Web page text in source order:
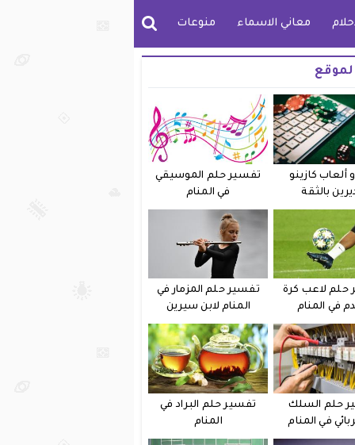
معاني الاسماء منوعات
ألعاب كازينو
بالثقة
تفسير حلم الموسيقي
في المنام
حلم لاعب كرة
في المنام
تفسير حلم المزمار في
المنام لابن سيرين
حلم السلك
في المنام
تفسير حلم البراد في
المنام